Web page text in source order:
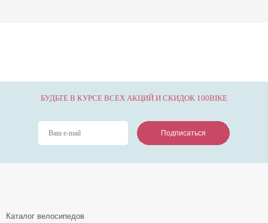
БУДЬТЕ В КУРСЕ ВСЕХ АКЦИЙ И СКИДОК 100BIKE
Подписаться
Подписаться
Подписаться
Каталог велосипедов